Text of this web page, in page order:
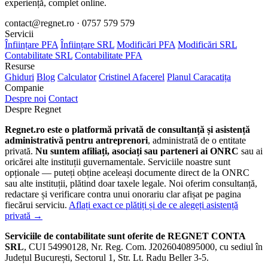
experiență, complet online.
contact@regnet.ro · 0757 579 579
Servicii
Înființare PFA Înființare SRL Modificări PFA Modificări SRL
Contabilitate SRL Contabilitate PFA
Resurse
Ghiduri Blog Calculator Cristinel Afacerel Planul Caracatița
Companie
Despre noi Contact
Despre Regnet
Regnet.ro este o platformă privată de consultanță și asistență
administrativă pentru antreprenori, administrată de o entitate
privată. Nu suntem afiliați, asociați sau parteneri ai ONRC sau ai
oricărei alte instituții guvernamentale. Serviciile noastre sunt
opționale — puteți obține aceleași documente direct de la ONRC
sau alte instituții, plătind doar taxele legale. Noi oferim consultanță,
redactare și verificare contra unui onorariu clar afișat pe pagina
fiecărui serviciu. Aflați exact ce plătiți și de ce alegeți asistență
privată →
Serviciile de contabilitate sunt oferite de REGNET CONTA
SRL, CUI 54990128, Nr. Reg. Com. J2026040895000, cu sediul în
Județul București, Sectorul 1, Str. Lt. Radu Beller 3-5.